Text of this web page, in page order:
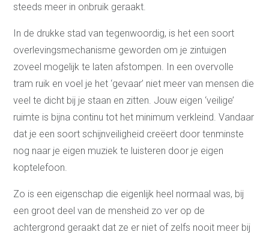
steeds meer in onbruik geraakt.
In de drukke stad van tegenwoordig, is het een soort
overlevingsmechanisme geworden om je zintuigen
zoveel mogelijk te laten afstompen. In een overvolle
tram ruik en voel je het ‘gevaar’ niet meer van mensen die
veel te dicht bij je staan en zitten. Jouw eigen ‘veilige’
ruimte is bijna continu tot het minimum verkleind. Vandaar
dat je een soort schijnveiligheid creëert door tenminste
nog naar je eigen muziek te luisteren door je eigen
koptelefoon.
Zo is een eigenschap die eigenlijk heel normaal was, bij
een groot deel van de mensheid zo ver op de
achtergrond geraakt dat ze er niet of zelfs nooit meer bij